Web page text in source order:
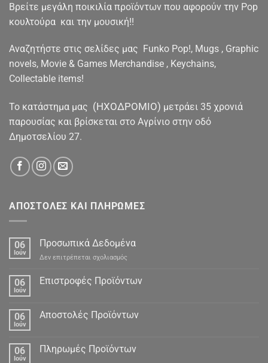
Βρείτε μεγάλη ποικιλία προϊόντων που αφορούν την Pop
κουλτούρα και την μουσική!!
Αναζητήστε στις σελίδες μας Funko Pop!, Mugs , Graphic
novels, Movie & Games Merchandise , Keychains,
Collectable items!
To κατάστημα μας (ΗΧΟΔΡΟΜΙΟ) μετράει 35 χρονιά
παρουσίας και βρίσκεται στο Αγρίνιο στην οδό
Δημοτσελίου 27.
ΑΠΟΣΤΟΛΕΣ ΚΑΙ ΠΛΗΡΩΜΕΣ
06
Ιούν
Προσωπικά Δεδομένα
Δεν επιτρέπεται σχολιασμός
Δεδομένα
06
Ιούν
Επιστροφές Προϊόντων
06
Ιούν
Αποστολές Προϊόντων
06
Ιούν
Πληρωμές Προϊόντων